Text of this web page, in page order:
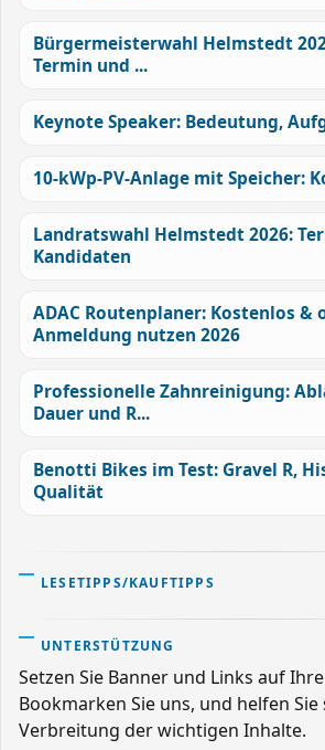
Bürgermeisterwahl Helmstedt
Termin und ...
Keynote Speaker: Bedeutung,
10-kWp-PV-Anlage mit Speicher:
Landratswahl Helmstedt 2026:
Kandidaten
ADAC Routenplaner: Kostenlos &
Anmeldung nutzen 2026
Professionelle Zahnreinigung:
Dauer und R...
Benotti Bikes im Test: Gravel R,
Qualität
LESETIPPS/KAUFTIPPS
UNTERSTÜTZUNG
Setzen Sie Banner und Links auf
Bookmarken Sie uns, und helfen
Verbreitung der wichtigen Inhalte.